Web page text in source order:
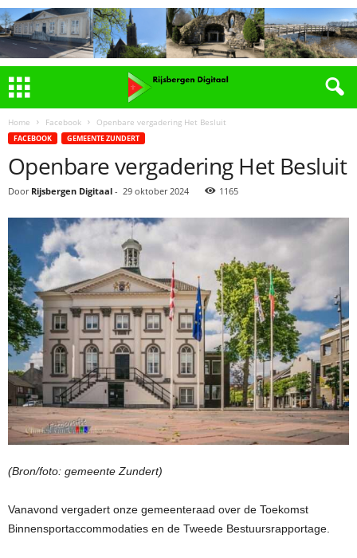
Home Facebook Openbare vergadering Het Besluit
FACEBOOK GEMEENTE ZUNDERT
Openbare vergadering Het Besluit
Door Rijsbergen Digitaal - 29 oktober 2024 1165
(Bron/foto: gemeente Zundert)
Vanavond vergadert onze gemeenteraad over de Toekomst
Binnensportaccommodaties en de Tweede Bestuursrapportage.